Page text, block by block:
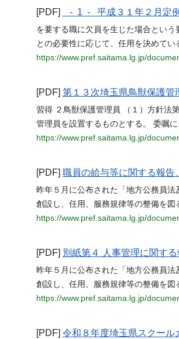
[PDF] - 1 - 平成３１年２月定
を要する職に欠員を生じた場合とい
との必要性に応じて、任用を決めて
https://www.pref.saitama.lg.jp/
[PDF] 第１３次埼玉県鳥獣保護管
習得 ２鳥獣保護管理員 （１）方針法
管理員を設置するものとする。 委嘱
https://www.pref.saitama.lg.jp/
[PDF] 職員の給与等に関する報告
昨年５月に公布された「地方公務員
創設し、任用、服務規律等の整備を
https://www.pref.saitama.lg.jp/
[PDF] 別紙第４ 人事管理に関す
昨年５月に公布された「地方公務員
創設し、任用、服務規律等の整備を
https://www.pref.saitama.lg.jp/
[PDF] 令和８年度埼玉県スクール